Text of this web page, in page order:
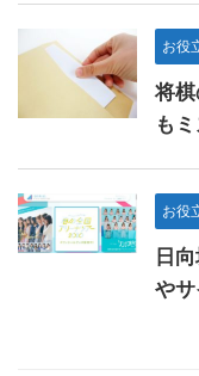
お役
将
も
お役
日
やサ